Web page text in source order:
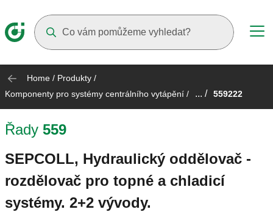
Home / Produkty /
Komponenty pro systémy centrálního vytápění / ... / 559222
Řady 559
SEPCOLL, Hydraulický oddělovač -
rozdělovač pro topné a chladicí
systémy. 2+2 vývody.